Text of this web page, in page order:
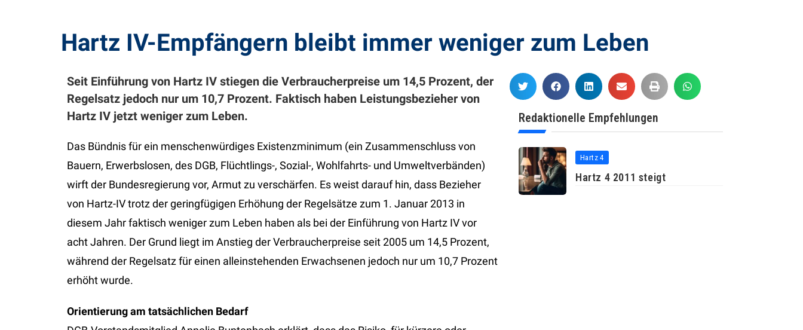
Hartz IV-Empfängern bleibt immer weniger zum Leben
Seit Einführung von Hartz IV stiegen die Verbraucherpreise um 14,5 Prozent, der
Regelsatz jedoch nur um 10,7 Prozent. Faktisch haben Leistungsbezieher von
Hartz IV jetzt weniger zum Leben.
Das Bündnis für ein menschenwürdiges Existenzminimum (ein Zusammenschluss von
Bauern, Erwerbslosen, des DGB, Flüchtlings-, Sozial-, Wohlfahrts- und Umweltverbänden)
wirft der Bundesregierung vor, Armut zu verschärfen. Es weist darauf hin, dass Bezieher
von Hartz-IV trotz der geringfügigen Erhöhung der Regelsätze zum 1. Januar 2013 in
diesem Jahr faktisch weniger zum Leben haben als bei der Einführung von Hartz IV vor
acht Jahren. Der Grund liegt im Anstieg der Verbraucherpreise seit 2005 um 14,5 Prozent,
während der Regelsatz für einen alleinstehenden Erwachsenen jedoch nur um 10,7 Prozent
erhöht wurde.
Orientierung am tatsächlichen Bedarf
Redaktionelle Empfehlungen
Hartz 4
Hartz 4 2011 steigt